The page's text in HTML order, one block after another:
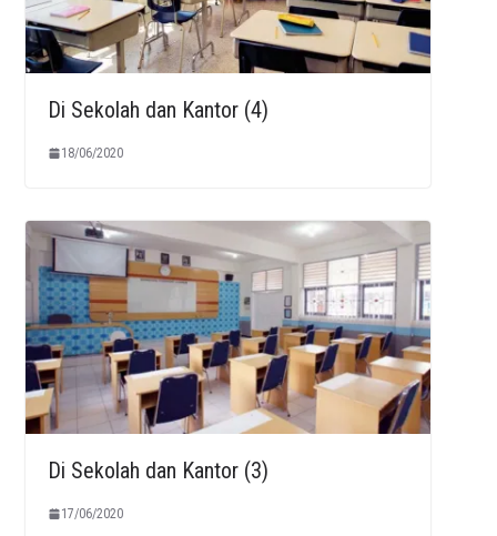
Di Sekolah dan Kantor (4)
18/06/2020
Di Sekolah dan Kantor (3)
17/06/2020